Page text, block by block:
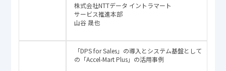
株式会社NTTデータ イントラマート
サービス推進本部
山谷 晟也
「DPS for Sales」の導入とシステム基盤として
の「Accel-Mart Plus」の活用事例